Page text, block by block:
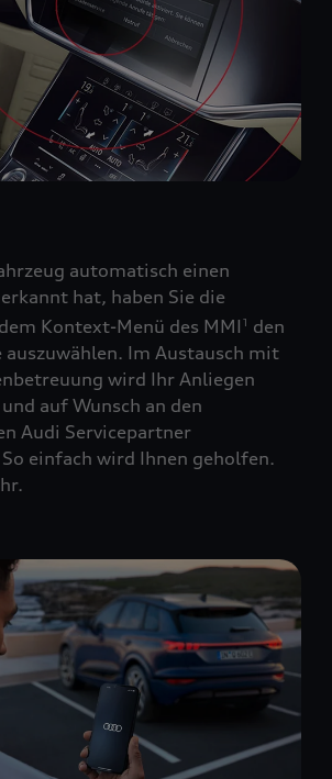
automatisch einen
hat, haben Sie die
Kontext-Menü des MMI 1
den
auszuwählen. Im Austausch mit
wird Ihr Anliegen
auf Wunsch an den
Audi Servicepartner
einfach wird Ihnen geholfen.